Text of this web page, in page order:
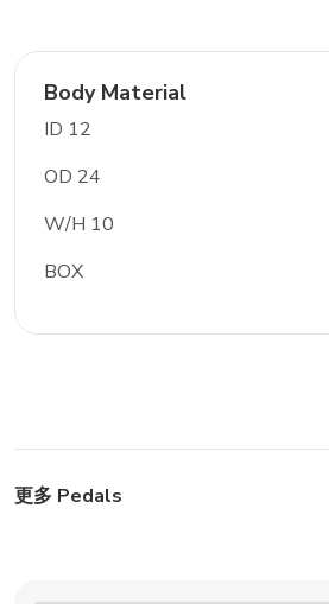
Body Material
ID 12
OD 24
W/H 10
BOX
更多 Pedals